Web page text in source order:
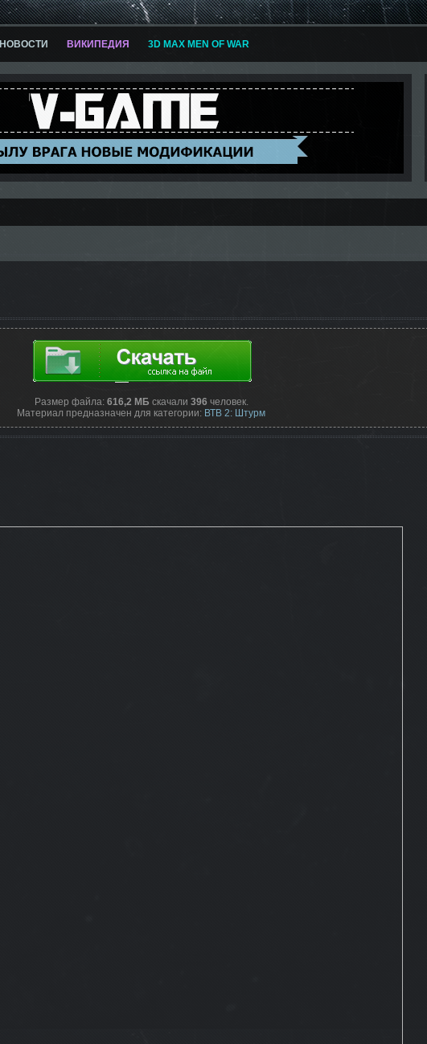
НОВОСТИ ВИКИПЕДИЯ 3D MAX MEN OF WAR
Размер файла: 616,2 МБ скачали 396 человек.
Материал предназначен для категории: ВТВ 2: Штурм